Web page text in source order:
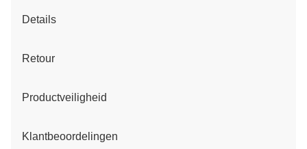
Details
Retour
Productveiligheid
Klantbeoordelingen